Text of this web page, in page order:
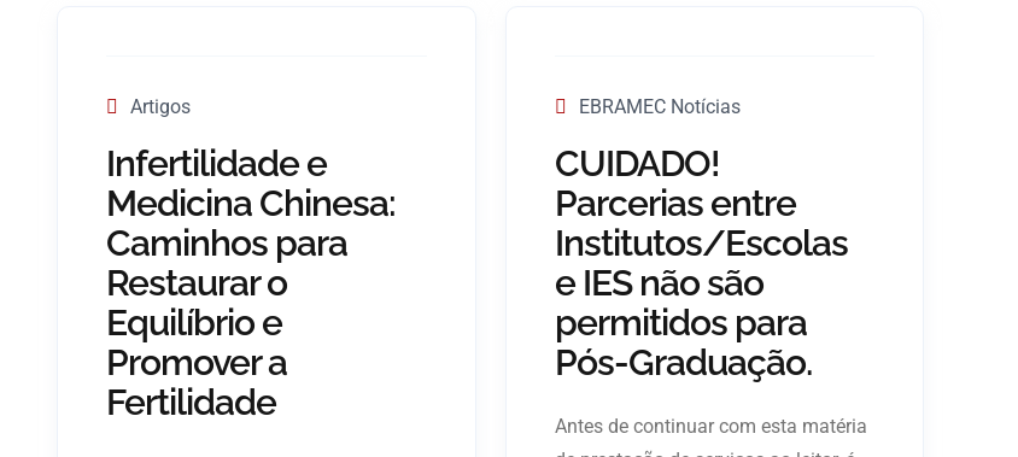
Artigos
Infertilidade e
Medicina Chinesa:
Caminhos para
Restaurar o
Equilíbrio e
Promover a
Fertilidade
EBRAMEC Notícias
CUIDADO!
Parcerias entre
Institutos/Escolas
e IES não são
permitidos para
Pós-Graduação.
Antes de continuar com esta matéria